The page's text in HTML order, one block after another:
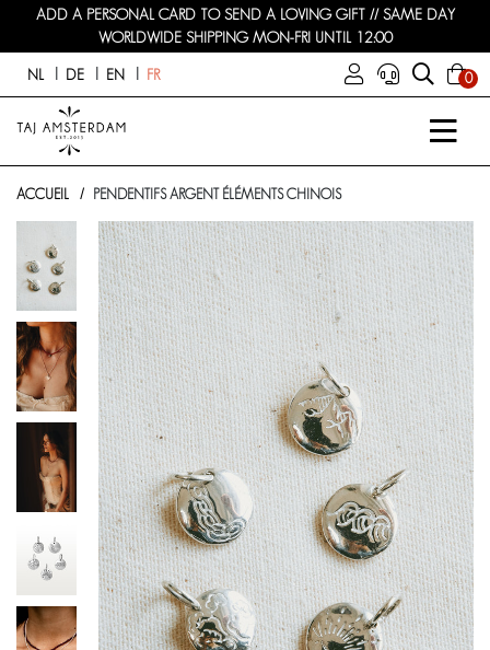
ADD A PERSONAL CARD TO SEND A LOVING GIFT // SAME DAY
WORLDWIDE SHIPPING MON-FRI UNTIL 12:00
NL DE EN FR 0
ACCUEIL PENDENTIFS ARGENT ÉLÉMENTS CHINOIS